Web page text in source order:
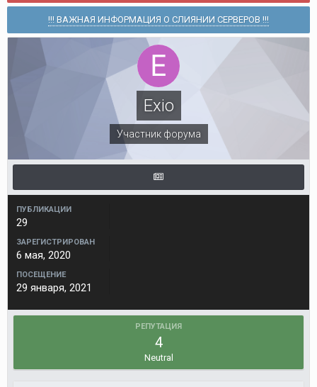
!!! ВАЖНАЯ ИНФОРМАЦИЯ О СЛИЯНИИ СЕРВЕРОВ !!!
Exio
Участник форума
ПУБЛИКАЦИИ
29
ЗАРЕГИСТРИРОВАН
6 мая, 2020
ПОСЕЩЕНИЕ
29 января, 2021
РЕПУТАЦИЯ
4
Neutral